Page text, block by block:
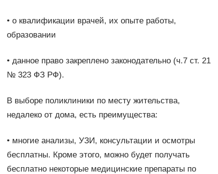
• о квалификации врачей, их опыте работы,
образовании
• данное право закреплено законодательно (ч.7 ст. 21
№ 323 ФЗ РФ).
В выборе поликлиники по месту жительства,
недалеко от дома, есть преимущества:
• многие анализы, УЗИ, консультации и осмотры
бесплатны. Кроме этого, можно будет получать
бесплатно некоторые медицинские препараты по